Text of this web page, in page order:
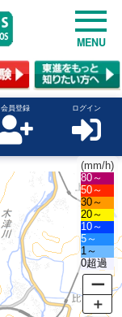
MENU
会員登録 ログイン
(mm/h)
80～
50～
30～
20～
10～
5～
1～
0超過
ー
＋